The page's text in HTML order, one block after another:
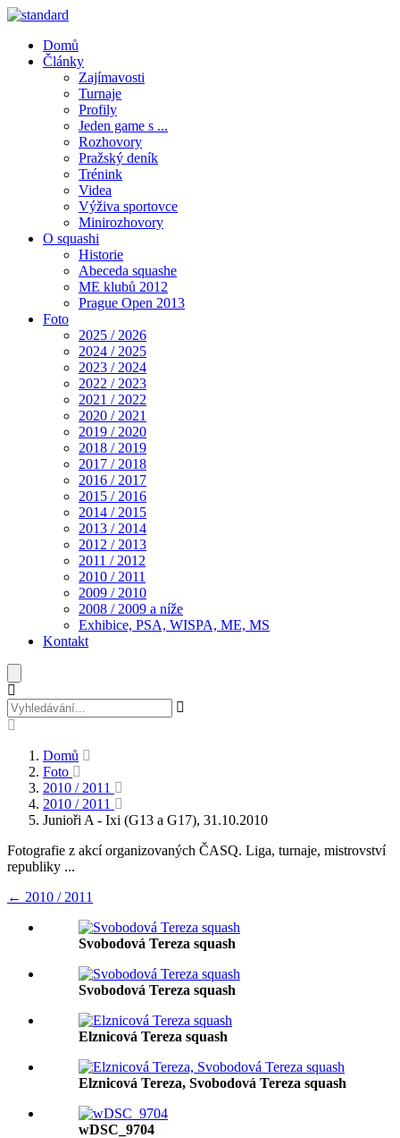
Domů
Články
Zajímavosti
Turnaje
Profily
Jeden game s ...
Rozhovory
Pražský deník
Trénink
Videa
Výživa sportovce
Minirozhovory
O squashi
Historie
Abeceda squashe
ME klubů 2012
Prague Open 2013
Foto
2025 / 2026
2024 / 2025
2023 / 2024
2022 / 2023
2021 / 2022
2020 / 2021
2019 / 2020
2018 / 2019
2017 / 2018
2016 / 2017
2015 / 2016
2014 / 2015
2013 / 2014
2012 / 2013
2011 / 2012
2010 / 2011
2009 / 2010
2008 / 2009 a níže
Exhibice, PSA, WISPA, ME, MS
Kontakt
Domů
Foto
2010 / 2011
2010 / 2011
Junioři A - Ixi (G13 a G17), 31.10.2010
Fotografie z akcí organizovaných ČASQ. Liga, turnaje, mistrovství
republiky ...
← 2010 / 2011
Svobodová Tereza squash
Svobodová Tereza squash
Elznicová Tereza squash
Elznicová Tereza, Svobodová Tereza squash
wDSC_9704